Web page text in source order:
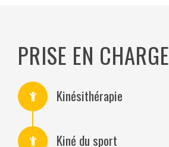
PRISE EN CHARGE
Kinésithérapie
Kiné du sport